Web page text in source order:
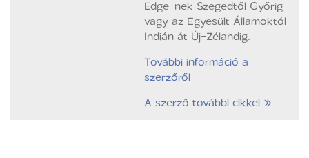
Edge-nek Szegedtől Győrig
vagy az Egyesült Államoktól
Indián át Új-Zélandig.
További információ a
szerzőről
A szerző további cikkei »